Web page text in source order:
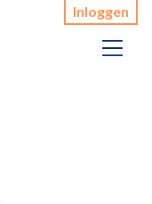
Inloggen